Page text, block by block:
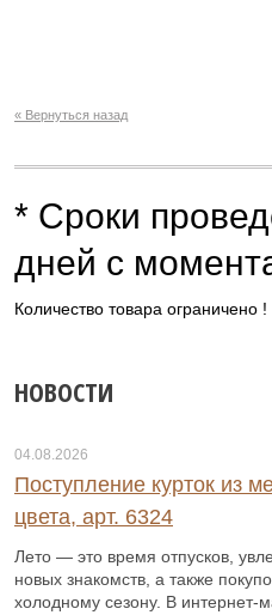
« Вернуться назад
* Сроки
дней с
Количество товара ограничено !
НОВОСТИ
04.08.2026
Поступление курток из
цвета, арт. 6324
Лето — это время отпусков,
новых знакомств, а также
холодному сезону. В интернет-